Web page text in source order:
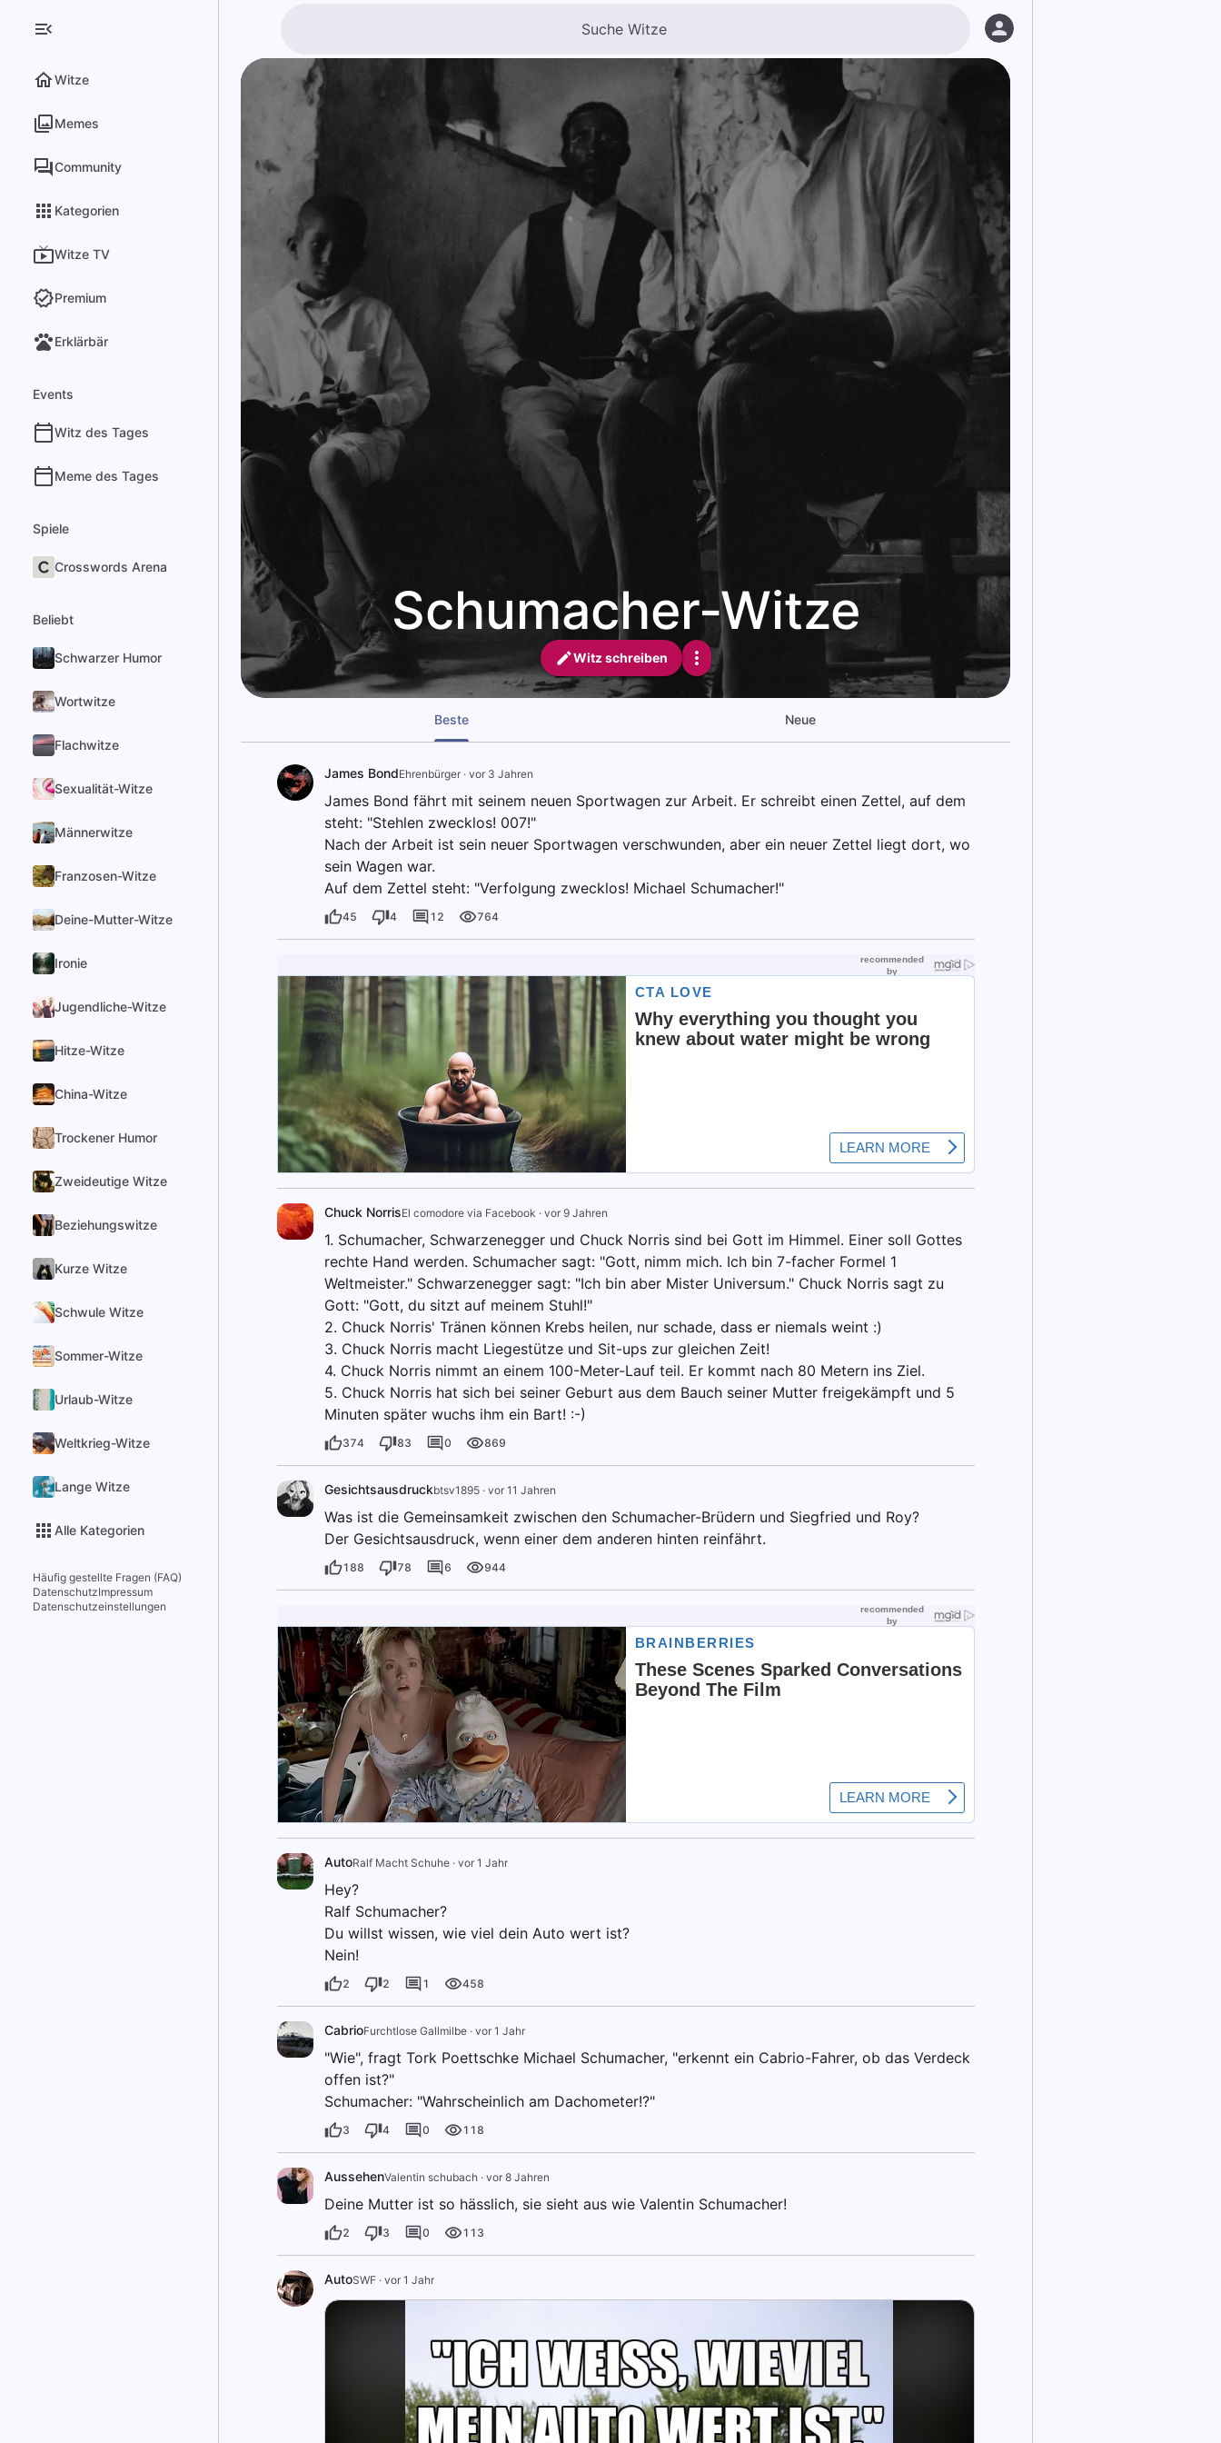
Witze
Memes
Community
Kategorien
Witze TV
Premium
Erklärbär
Events
Witz des Tages
Meme des Tages
Spiele
Crosswords Arena
Beliebt
Schwarzer Humor
Wortwitze
Flachwitze
Sexualität-Witze
Männerwitze
Franzosen-Witze
Deine-Mutter-Witze
Ironie
Jugendliche-Witze
Hitze-Witze
China-Witze
Trockener Humor
Zweideutige Witze
Beziehungswitze
Kurze Witze
Schwule Witze
Sommer-Witze
Urlaub-Witze
Weltkrieg-Witze
Lange Witze
Alle Kategorien
Häufig gestellte Fragen (FAQ)
DatenschutzImpressum
Datenschutzeinstellungen
Schumacher-Witze
Witz schreiben
Beste Neue
James BondEhrenbürger· vor 3 Jahren
James Bond fährt mit seinem neuen Sportwagen zur Arbeit. Er schreibt einen Zettel, auf dem
steht: "Stehlen zwecklos! 007!"
Nach der Arbeit ist sein neuer Sportwagen verschwunden, aber ein neuer Zettel liegt dort, wo
sein Wagen war.
Auf dem Zettel steht: "Verfolgung zwecklos! Michael Schumacher!"
45 4 12 764
Chuck NorrisEl comodore via Facebook · vor 9 Jahren
1. Schumacher, Schwarzenegger und Chuck Norris sind bei Gott im Himmel. Einer soll Gottes
rechte Hand werden. Schumacher sagt: "Gott, nimm mich. Ich bin 7-facher Formel 1
Weltmeister." Schwarzenegger sagt: "Ich bin aber Mister Universum." Chuck Norris sagt zu
Gott: "Gott, du sitzt auf meinem Stuhl!"
2. Chuck Norris' Tränen können Krebs heilen, nur schade, dass er niemals weint :)
3. Chuck Norris macht Liegestütze und Sit-ups zur gleichen Zeit!
4. Chuck Norris nimmt an einem 100-Meter-Lauf teil. Er kommt nach 80 Metern ins Ziel.
5. Chuck Norris hat sich bei seiner Geburt aus dem Bauch seiner Mutter freigekämpft und 5
Minuten später wuchs ihm ein Bart! :-)
374 83 0 869
Gesichtsausdruckbtsv1895· vor 11 Jahren
Was ist die Gemeinsamkeit zwischen den Schumacher-Brüdern und Siegfried und Roy?
Der Gesichtsausdruck, wenn einer dem anderen hinten reinfährt.
188 78 6 944
AutoRalf Macht Schuhe· vor 1 Jahr
Hey?
Ralf Schumacher?
Du willst wissen, wie viel dein Auto wert ist?
Nein!
2 2 1 458
CabrioFurchtlose Gallmilbe· vor 1 Jahr
"Wie", fragt Tork Poettschke Michael Schumacher, "erkennt ein Cabrio-Fahrer, ob das Verdeck
offen ist?"
Schumacher: "Wahrscheinlich am Dachometer!?"
3 4 0 118
AussehenValentin schubach· vor 8 Jahren
Deine Mutter ist so hässlich, sie sieht aus wie Valentin Schumacher!
2 3 0 113
AutoSWF· vor 1 Jahr